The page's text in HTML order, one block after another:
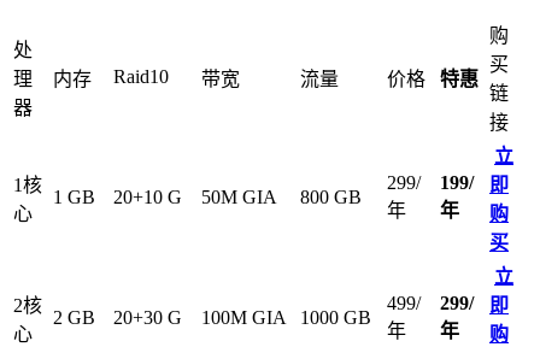
处
理
器
内存 Raid10 带宽 流量 价格 特惠
购
买
链
接
1核
心
1 GB 20+10 G 50M GIA 800 GB
299/
年
199/
年
立
即
购
买
2核
心
2 GB 20+30 G 100M GIA 1000 GB
499/
年
299/
年
立
即
购